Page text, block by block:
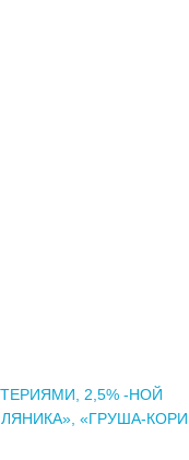
2,5% -НОЙ
«ГРУША-